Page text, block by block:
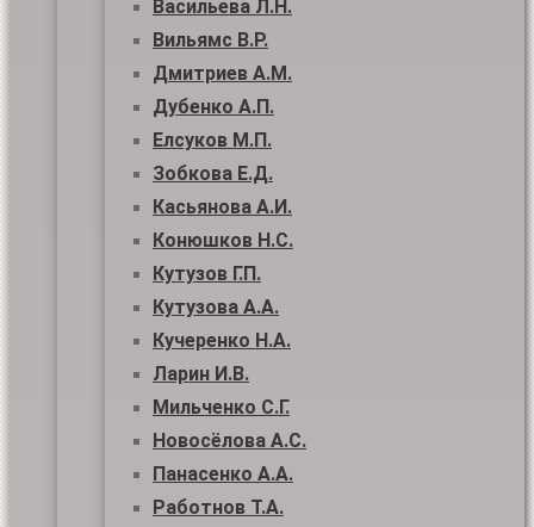
Васильева Л.Н.
Вильямс В.Р.
Дмитриев А.М.
Дубенко А.П.
Елсуков М.П.
Зобкова Е.Д.
Касьянова А.И.
Конюшков Н.С.
Кутузов Г.П.
Кутузова А.А.
Кучеренко Н.А.
Ларин И.В.
Мильченко С.Г.
Новосёлова А.С.
Панасенко А.А.
Работнов Т.А.